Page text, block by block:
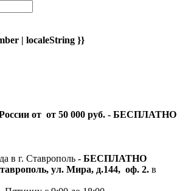
| localeString }}
России от от 50 000 руб. - БЕСПЛАТНО
в г. Ставрополь - БЕСПЛАТНО
ул. Мира, д.144, оф. 2. в